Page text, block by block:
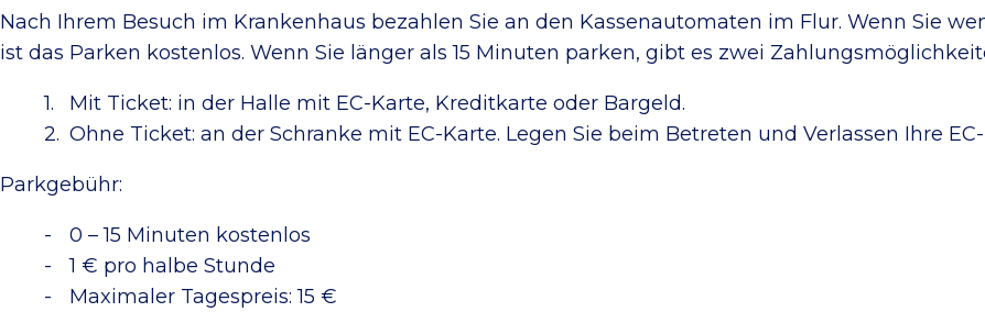
Nach Ihrem Besuch im Krankenhaus bezahlen Sie an den Kassenautomaten im Flur. Wenn Sie
ist das Parken kostenlos. Wenn Sie länger als 15 Minuten parken, gibt es zwei
Mit Ticket: in der Halle mit EC-Karte, Kreditkarte oder Bargeld.
Ohne Ticket: an der Schranke mit EC-Karte. Legen Sie beim Betreten und Verlassen Ihre
Parkgebühr:
0 – 15 Minuten kostenlos
1 € pro halbe Stunde
Maximaler Tagespreis: 15 €